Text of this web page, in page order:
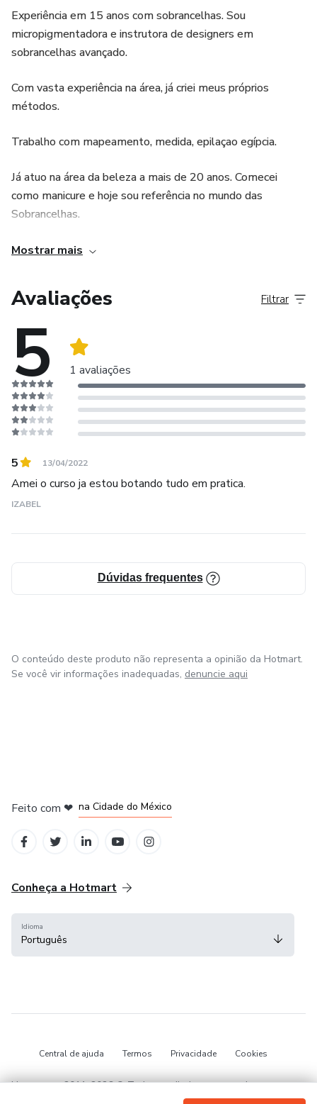
Experiência em 15 anos com sobrancelhas. Sou
micropigmentadora e instrutora de designers em
sobrancelhas avançado.
Com vasta experiência na área, já criei meus próprios
métodos.
Trabalho com mapeamento, medida, epilaçao egípcia.
Já atuo na área da beleza a mais de 20 anos. Comecei
como manicure e hoje sou referência no mundo das
Sobrancelhas.
Precisa lotar a sua agenda? Venha falar comigo.
dificuldades a entregarem o melhor resultado. ROSE
Mostrar mais
Avaliações
5 1 avaliações
Filtrar
5 13/04/2022
Amei o curso ja estou botando tudo em pratica.
IZABEL
Dúvidas frequentes
O conteúdo deste produto não representa a opinião da Hotmart.
Se você vir informações inadequadas, denuncie aqui
Feito com ❤ na Cidade do México
Conheça a Hotmart
Idioma
Português
Central de ajuda Termos Privacidade Cookies
Hotmart — 2011-2026 © Todos os direitos reservados.